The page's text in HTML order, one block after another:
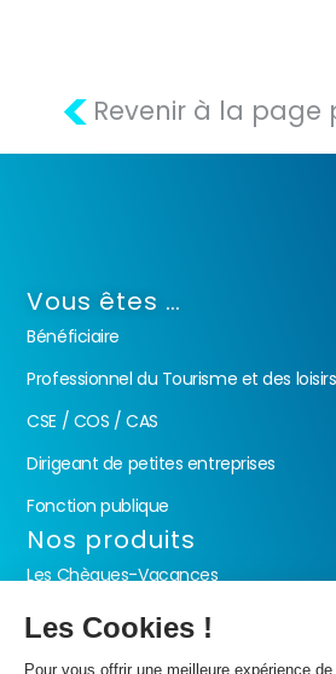
< Revenir à la page
Vous êtes …
Bénéficiaire
Professionnel du Tourisme et des loisirs
CSE / COS / CAS
Dirigeant de petites entreprises
Fonction publique
Nos produits
Les Chèques-Vacances
Présentation de l’ANCV
Nos valeurs